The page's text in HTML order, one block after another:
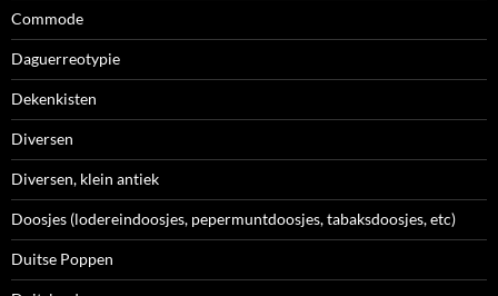
Commode
Daguerreotypie
Dekenkisten
Diversen
Diversen, klein antiek
Doosjes (lodereindoosjes, pepermuntdoosjes, tabaksdoosjes, etc)
Duitse Poppen